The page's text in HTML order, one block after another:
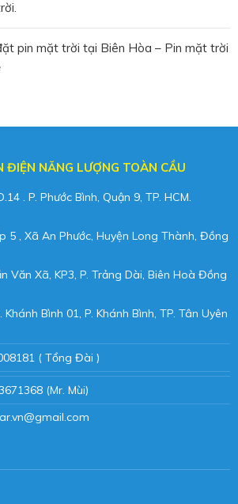
pin mặt trời tại Biên Hòa – Pin mặt trời
ĐIỆN NĂNG LƯỢNG TOÀN CẦU
. P. Phước Bình, Quận 9, TP. HCM.
5 , Xã An Phước, Huyện Long Thành, Đồng
Văn Xã, KP3, P. Trảng Dài, Biên Hoà Đồng
Bình 01, P. Khánh Bình, TP. Tân Uyên
( Tổng Đài )
(Mr. Mùi)